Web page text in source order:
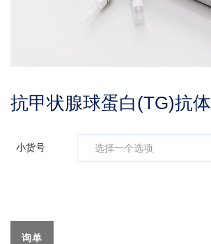
抗甲状腺球蛋白(TG)抗体
小货号
询单